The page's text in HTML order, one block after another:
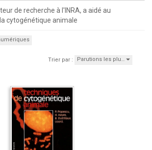
de recherche à l'INRA, a aidé au
cytogénétique animale
Trier par : Parutions les plu…